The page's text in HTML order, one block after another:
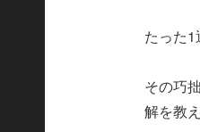
たった1
その巧
解を教